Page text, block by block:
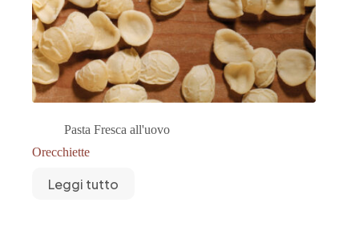
Pasta Fresca all'uovo
Orecchiette
Leggi tutto